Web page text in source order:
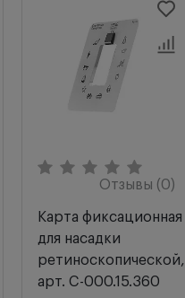
Отзывы (0)
Карта фиксационная
для насадки
ретиноскопической,
арт. C-000.15.360